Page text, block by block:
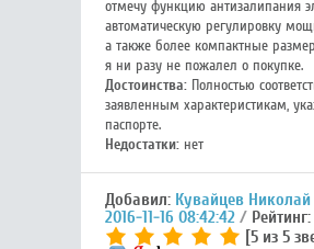
отмечу функцию антизалипания
автоматическую регулировку
а также более компактные
я ни разу не пожалел о покупке.
Достоинства:Полностью
заявленным характеристикам,
паспорте.
Недостатки:нет
Добавил: Кувайцев Николай
2016-11-16 08:42:42
Рейтинг:
[5 из 5